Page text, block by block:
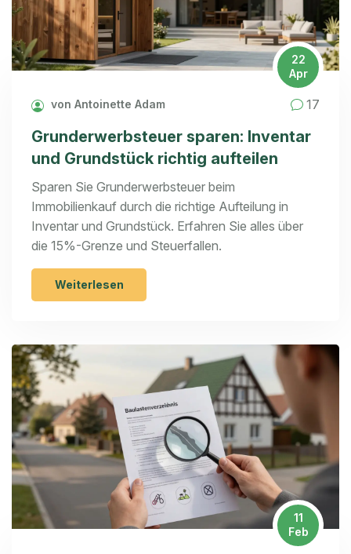
22
Apr
von Antoinette Adam 17
Grunderwerbsteuer sparen: Inventar
und Grundstück richtig aufteilen
Sparen Sie Grunderwerbsteuer beim
Immobilienkauf durch die richtige Aufteilung in
Inventar und Grundstück. Erfahren Sie alles über
die 15%-Grenze und Steuerfallen.
Weiterlesen
11
Feb